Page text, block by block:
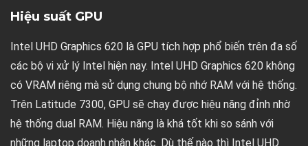
Hiệu suất GPU
Intel UHD Graphics 620 là GPU tích hợp phổ biến trên đa số
các bộ vi xử lý Intel hiện nay. Intel UHD Graphics 620 không
có VRAM riêng mà sử dụng chung bộ nhớ RAM với hệ thống.
Trên Latitude 7300, GPU sẽ chạy được hiệu năng đỉnh nhờ
hệ thống dual RAM. Hiệu năng là khá tốt khi so sánh với
những laptop doanh nhân khác. Dù thế nào thì Intel UHD